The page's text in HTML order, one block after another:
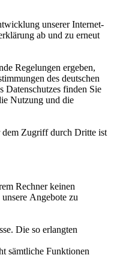
unserer Internet-
ab und zu erneut
Regelungen ergeben,
des deutschen
Datenschutzes finden Sie
Nutzung und die
dem Zugriff durch Dritte ist
Rechner keinen
Angebote zu
Die so erlangten
sämtliche Funktionen